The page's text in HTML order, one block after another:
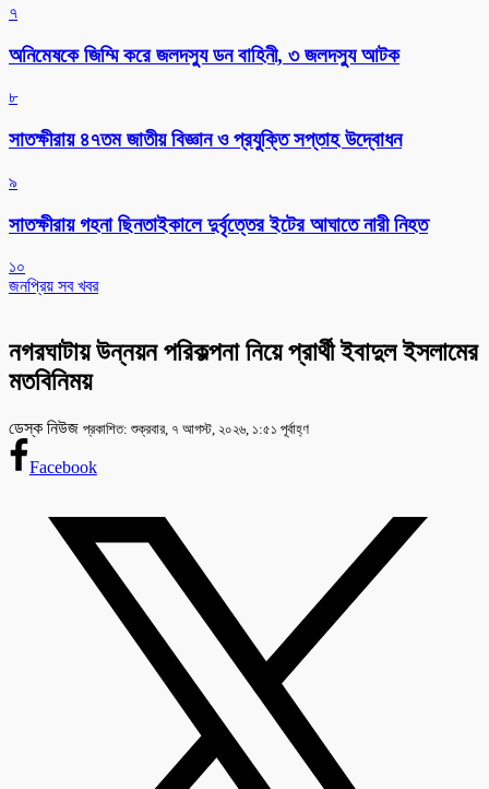
৭
অনিমেষকে জিম্মি করে জলদস্যু ডন বাহিনী, ৩ জলদস্যু আটক
৮
সাতক্ষীরায় ৪৭তম জাতীয় বিজ্ঞান ও প্রযুক্তি সপ্তাহ উদ্বোধন
৯
সাতক্ষীরায় গহনা ছিনতাইকালে দুর্বৃত্তের ইটের আঘাতে নারী নিহত
১০
জনপ্রিয় সব খবর
নগরঘাটায় উন্নয়ন পরিকল্পনা নিয়ে প্রার্থী ইবাদুল ইসলামের
মতবিনিময়
ডেস্ক নিউজ প্রকাশিত: শুক্রবার, ৭ আগস্ট, ২০২৬, ১:৫১ পূর্বাহ্ণ
Facebook